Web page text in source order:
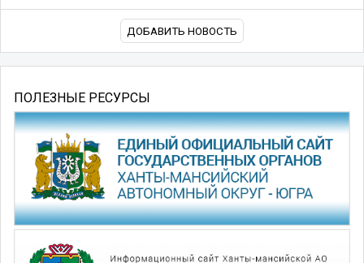
ДОБАВИТЬ НОВОСТЬ
ПОЛЕЗНЫЕ РЕСУРСЫ